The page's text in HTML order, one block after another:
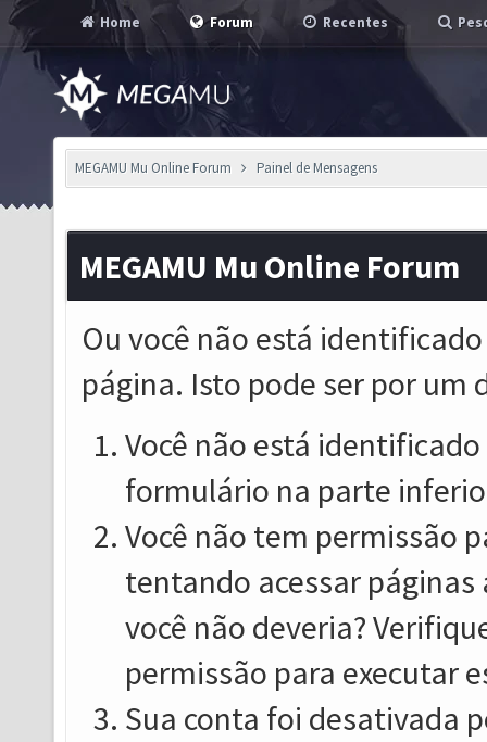
Home Forum Recentes
MEGAMU Mu Online Forum Painel de Mensagens
MEGAMU Mu Online Forum
Ou você não está
página. Isto pode ser por um
Você não está
formulário na parte
Você não tem permissão
tentando acessar
você não deveria?
permissão para executar
Sua conta foi desativada